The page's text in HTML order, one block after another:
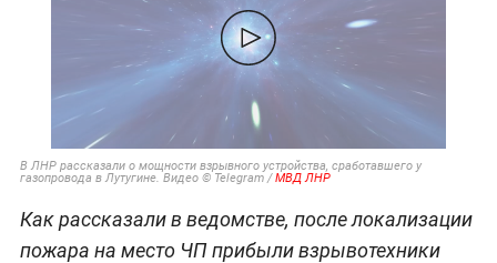
В ЛНР рассказали о мощности взрывного устройства, сработавшего у
газопровода в Лутугине. Видео © Telegram /МВД ЛНР
Как рассказали в ведомстве, после локализации
пожара на место ЧП прибыли взрывотехники